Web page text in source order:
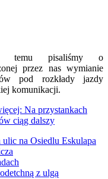
temu pisaliśmy o
przez nas wymianie
pod rozkłady jazdy
komunikacji.
Na przystankach
ciąg dalszy
na Osiedlu Eskulapa
z ulgą